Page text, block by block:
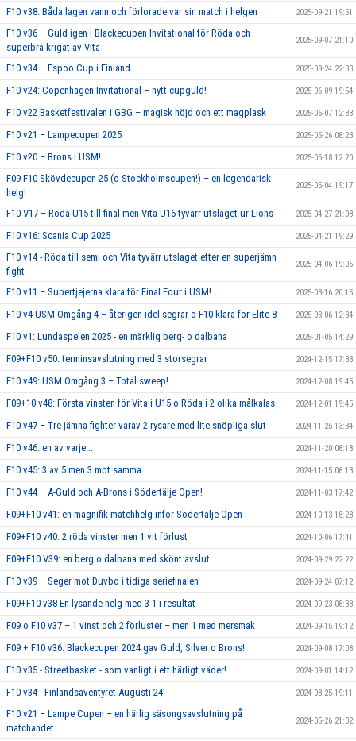
F10 v38: Båda lagen vann och förlorade var sin match i helgen 2025-09-21 19:51
F10 v36 – Guld igen i Blackecupen Invitational för Röda och
superbra krigat av Vita
2025-09-07 21:10
F10 v34 – Espoo Cup i Finland 2025-08-24 22:33
F10 v24: Copenhagen Invitational – nytt cupguld! 2025-06-09 19:54
F10 v22 Basketfestivalen i GBG – magisk höjd och ett magplask 2025-06-07 12:33
F10 v21 – Lampecupen 2025 2025-05-26 08:23
F10 v20 – Brons i USM! 2025-05-18 12:20
F09-F10 Skövdecupen 25 (o Stockholmscupen!) – en legendarisk
helg!
2025-05-04 19:17
F10 V17 – Röda U15 till final men Vita U16 tyvärr utslaget ur Lions 2025-04-27 21:08
F10 v16: Scania Cup 2025 2025-04-21 19:29
F10 v14 - Röda till semi och Vita tyvärr utslaget efter en superjämn
fight
2025-04-06 19:06
F10 v11 – Supertjejerna klara för Final Four i USM! 2025-03-16 20:15
F10 v4 USM-Omgång 4 – återigen idel segrar o F10 klara för Elite 8 2025-03-06 12:34
F10 v1: Lundaspelen 2025 - en märklig berg- o dalbana 2025-01-05 14:29
F09+F10 v50: terminsavslutning med 3 storsegrar 2024-12-15 17:33
F10 v49: USM Omgång 3 – Total sweep! 2024-12-08 19:45
F09+10 v48: Första vinsten för Vita i U15 o Röda i 2 olika målkalas 2024-12-01 19:45
F10 v47 – Tre jämna fighter varav 2 rysare med lite snöpliga slut 2024-11-25 13:34
F10 v46: en av varje... 2024-11-20 08:18
F10 v45: 3 av 5 men 3 mot samma… 2024-11-15 08:13
F10 v44 – A-Guld och A-Brons i Södertälje Open! 2024-11-03 17:42
F09+F10 v41: en magnifik matchhelg inför Södertälje Open 2024-10-13 18:28
F09+F10 v40: 2 röda vinster men 1 vit förlust 2024-10-06 17:41
F09+F10 V39: en berg o dalbana med skönt avslut… 2024-09-29 22:22
F10 v39 – Seger mot Duvbo i tidiga seriefinalen 2024-09-24 07:12
F09+F10 v38 En lysande helg med 3-1 i resultat 2024-09-23 08:38
F09 o F10 v37 – 1 vinst och 2 förluster – men 1 med mersmak 2024-09-15 19:12
F09 + F10 v36: Blackecupen 2024 gav Guld, Silver o Brons! 2024-09-08 17:08
F10 v35 - Streetbasket - som vanligt i ett härligt väder! 2024-09-01 14:12
F10 v34 - Finlandsäventyret Augusti 24! 2024-08-25 19:11
F10 v21 – Lampe Cupen – en härlig säsongsavslutning på
matchandet
2024-05-26 21:02